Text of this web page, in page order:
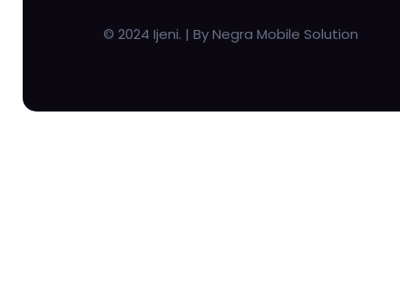
© 2024 Ijeni. | By Negra Mobile Solution